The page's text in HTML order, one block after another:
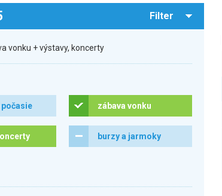
Filter
vonku + výstavy, koncerty
počasie zábava vonku
burzy a jarmoky